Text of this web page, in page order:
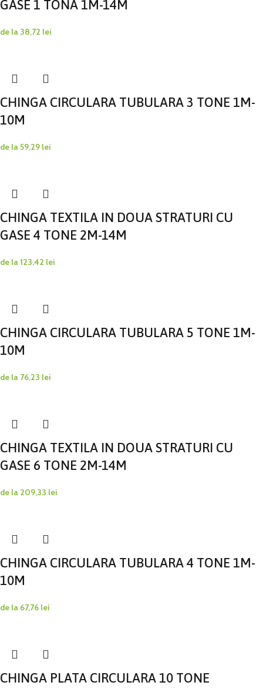
GASE 1 TONA 1M-14M
de la 38,72 lei
CHINGA CIRCULARA TUBULARA 3 TONE 1M-
10M
de la59,29 lei
CHINGA TEXTILA IN DOUA STRATURI CU
GASE 4 TONE 2M-14M
de la123,42 lei
CHINGA CIRCULARA TUBULARA 5 TONE 1M-
10M
de la 76,23 lei
CHINGA TEXTILA IN DOUA STRATURI CU
GASE 6 TONE 2M-14M
de la 209,33 lei
CHINGA CIRCULARA TUBULARA 4 TONE 1M-
10M
de la 67,76 lei
CHINGA PLATA CIRCULARA 10 TONE